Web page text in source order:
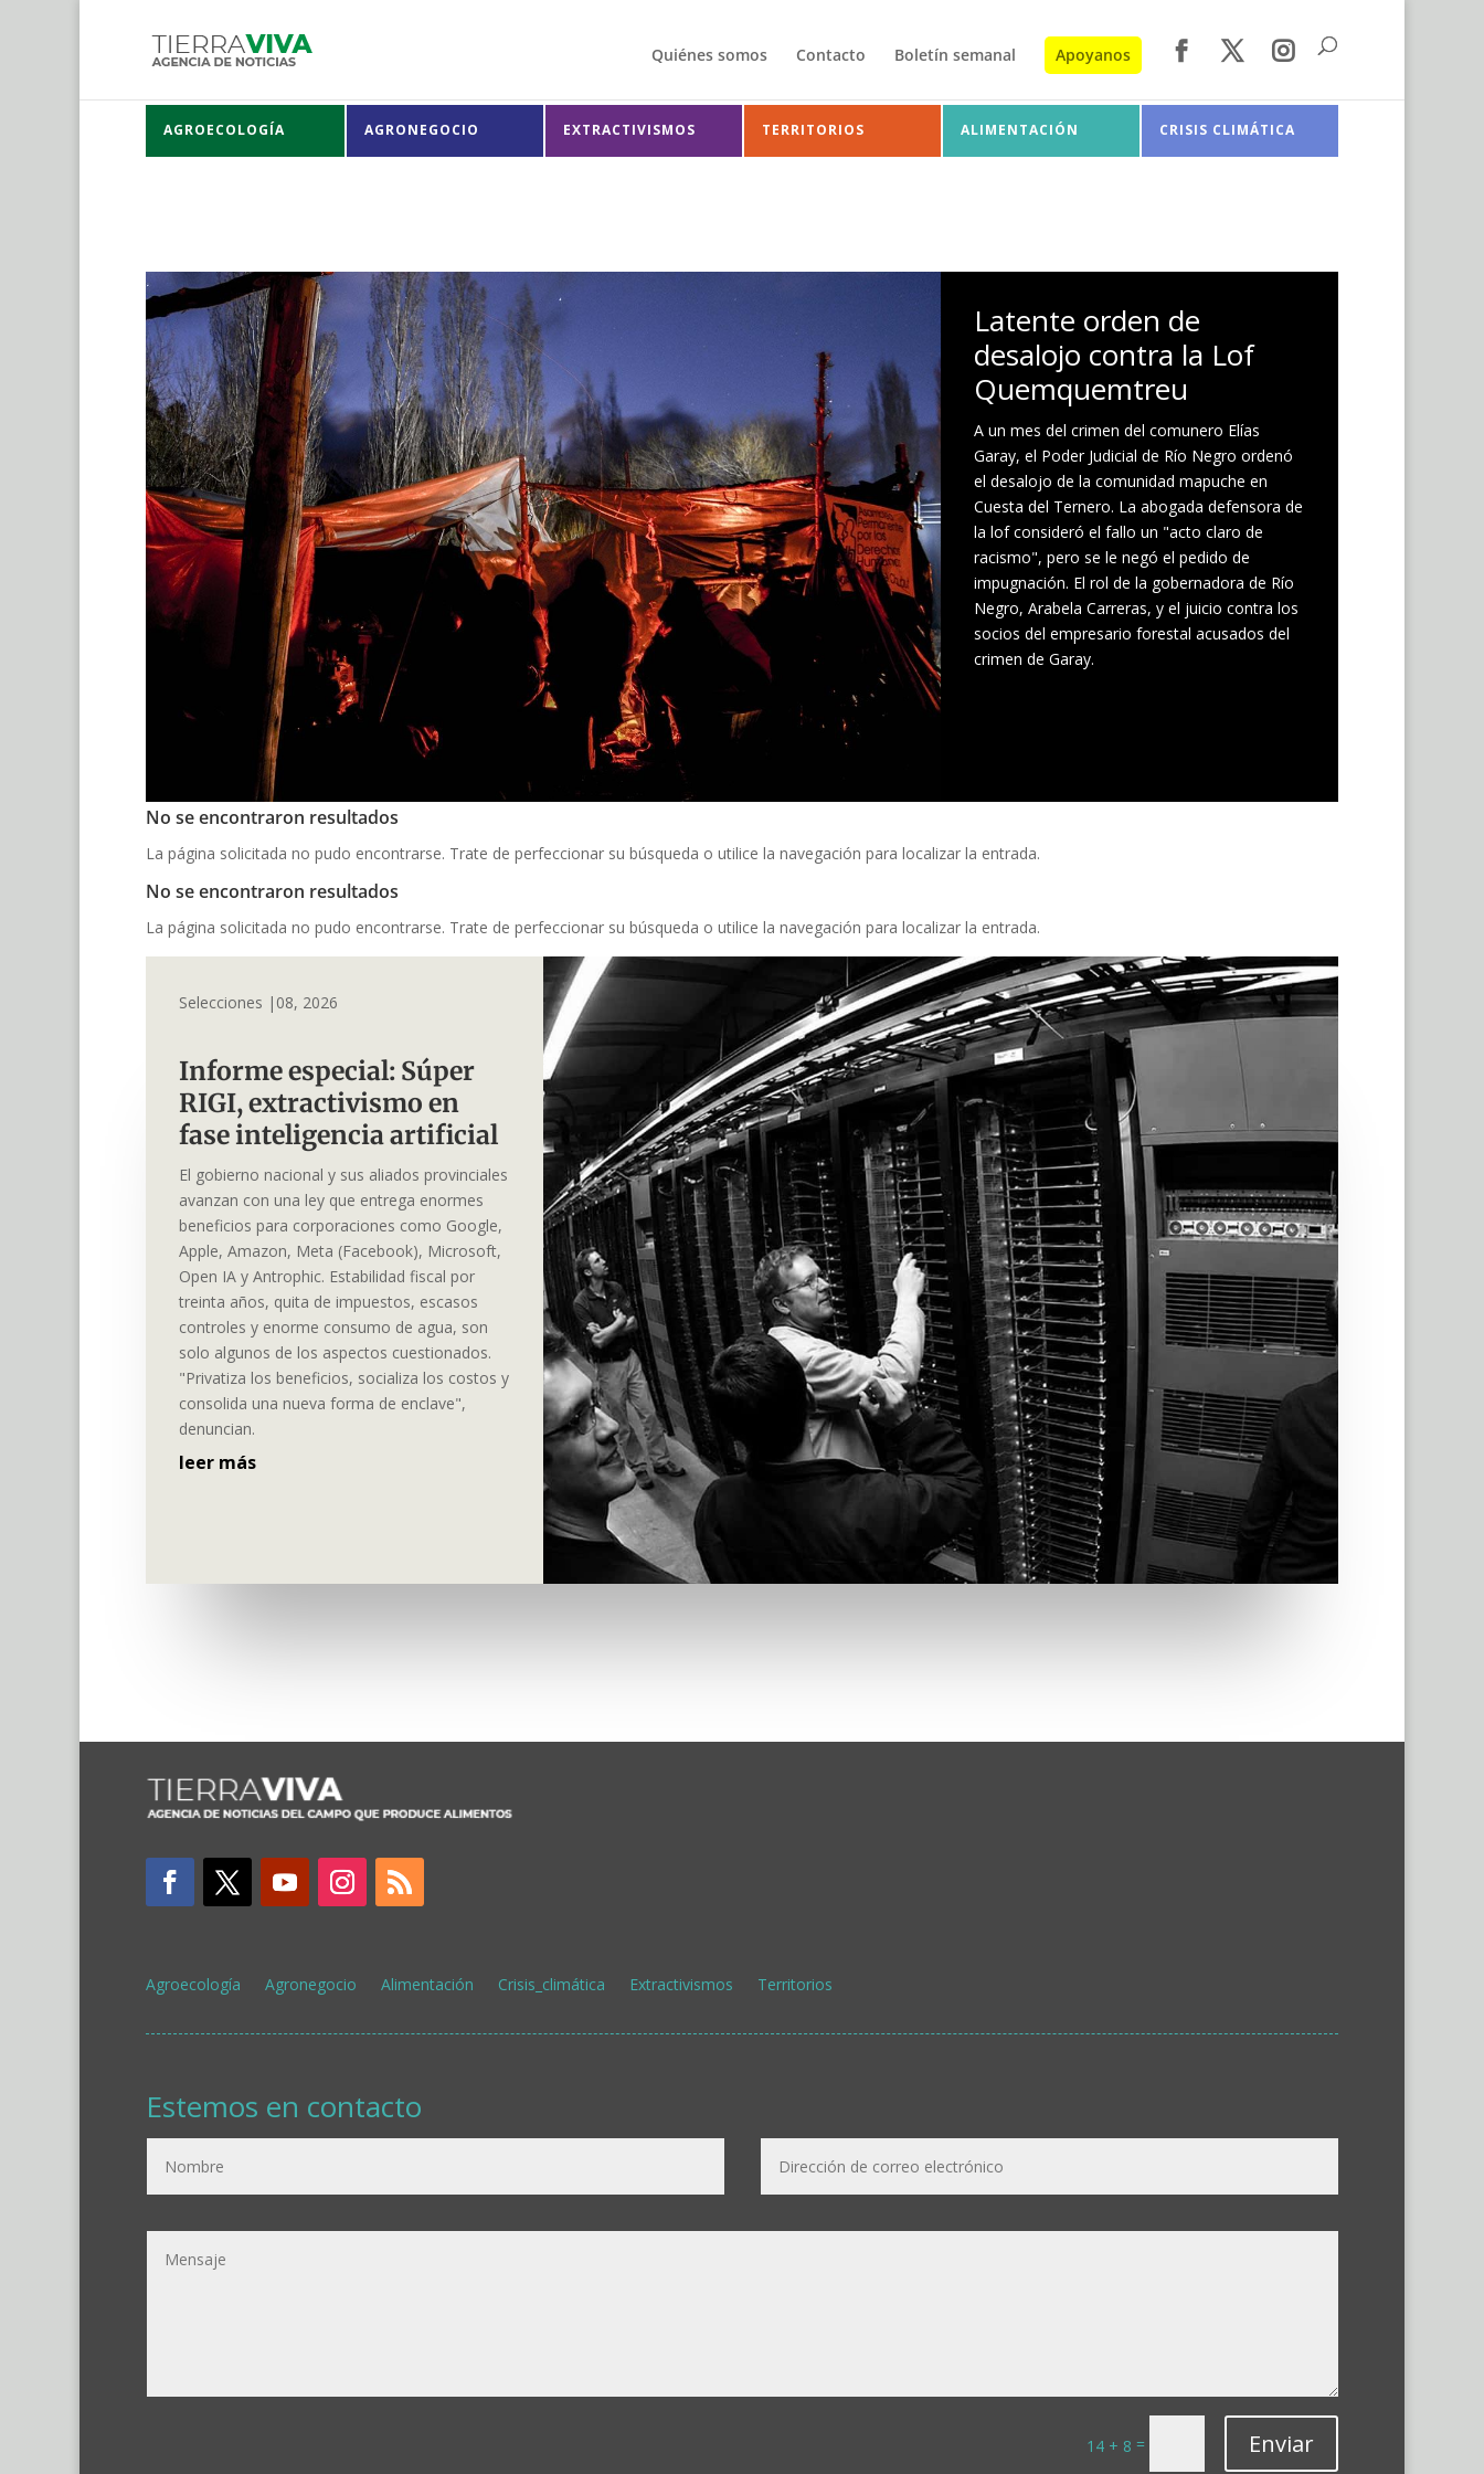
Quiénes somos Contacto Boletín semanal Apoyanos
AGROECOLOGÍA AGRONEGOCIO EXTRACTIVISMOS TERRITORIOS ALIMENTACIÓN CRISIS CLIMÁTICA
Latente orden de
desalojo contra la Lof
Quemquemtreu
A un mes del crimen del comunero Elías
Garay, el Poder Judicial de Río Negro ordenó
el desalojo de la comunidad mapuche en
Cuesta del Ternero. La abogada defensora de
la lof consideró el fallo un "acto claro de
racismo", pero se le negó el pedido de
impugnación. El rol de la gobernadora de Río
Negro, Arabela Carreras, y el juicio contra los
socios del empresario forestal acusados del
crimen de Garay.
No se encontraron resultados
La página solicitada no pudo encontrarse. Trate de perfeccionar su búsqueda o utilice la navegación para localizar la entrada.
No se encontraron resultados
La página solicitada no pudo encontrarse. Trate de perfeccionar su búsqueda o utilice la navegación para localizar la entrada.
Selecciones |08, 2026
Informe especial: Súper
RIGI, extractivismo en
fase inteligencia artificial
El gobierno nacional y sus aliados provinciales
avanzan con una ley que entrega enormes
beneficios para corporaciones como Google,
Apple, Amazon, Meta (Facebook), Microsoft,
Open IA y Antrophic. Estabilidad fiscal por
treinta años, quita de impuestos, escasos
controles y enorme consumo de agua, son
solo algunos de los aspectos cuestionados.
"Privatiza los beneficios, socializa los costos y
consolida una nueva forma de enclave",
denuncian.
leer más
Agroecología Agronegocio Alimentación Crisis_climática Extractivismos Territorios
Estemos en contacto
14 + 8 = Enviar